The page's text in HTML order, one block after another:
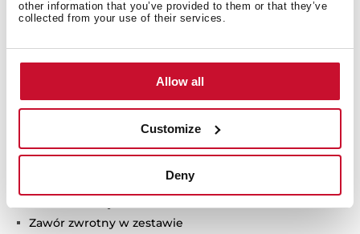
other information that you’ve provided to them or that they’ve
collected from your use of their services.
Allow all
Customize
Deny
Wydajność wyciągu przy maksymalnej prędkości
Wydajność wyciągu przy minimalnej prędkości
(m³/h): 307
Poziom hałasu przy prędkości intensywnej (dBA): 74
Poziom hałasu przy maksymalnej prędkości (dBA): 72
Poziom hałasu przy minimalnej prędkości (dBA): 61
Timer opóźnienia wyłączenia
Zawór zwrotny w zestawie